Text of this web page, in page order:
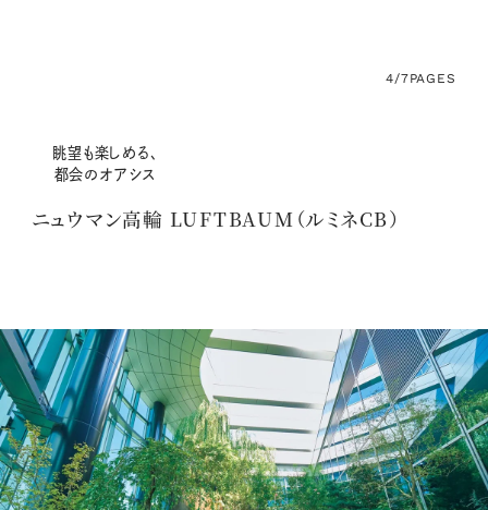
4/7PAGES
眺望も楽しめる、
都会のオアシス
ニュウマン高輪 LUFTBAUM（ルミネCB）